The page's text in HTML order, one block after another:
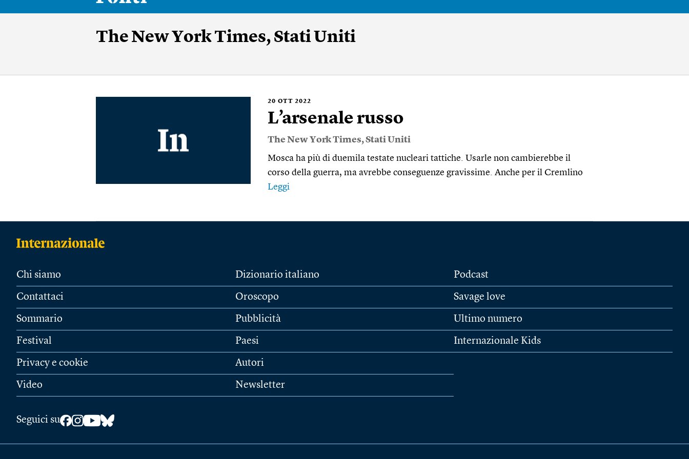
The New York Times, Stati Uniti
20 OTT 2022
L’arsenale russo
The New York Times, Stati Uniti
Mosca ha più di duemila testate nucleari tattiche. Usarle non cambierebbe il
corso della guerra, ma avrebbe conseguenze gravissime. Anche per il Cremlino
Leggi
Chi siamo
Contattaci
Sommario
Festival
Privacy e cookie
Video
Dizionario italiano
Oroscopo
Pubblicità
Paesi
Autori
Newsletter
Podcast
Savage love
Ultimo numero
Internazionale Kids
Seguici su